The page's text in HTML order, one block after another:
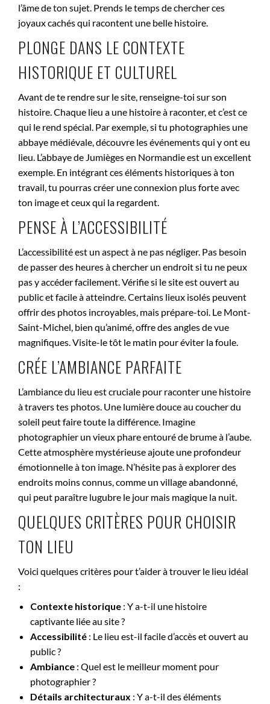
l’âme de ton sujet. Prends le temps de chercher ces
joyaux cachés qui racontent une belle histoire.
PLONGE DANS LE CONTEXTE
HISTORIQUE ET CULTUREL
Avant de te rendre sur le site, renseigne-toi sur son
histoire. Chaque lieu a une histoire à raconter, et c’est ce
qui le rend spécial. Par exemple, si tu photographies une
abbaye médiévale, découvre les événements qui y ont eu
lieu. L’abbaye de Jumièges en Normandie est un excellent
exemple. En intégrant ces éléments historiques à ton
travail, tu pourras créer une connexion plus forte avec
ton image et ceux qui la regardent.
PENSE À L’ACCESSIBILITÉ
L’accessibilité est un aspect à ne pas négliger. Pas besoin
de passer des heures à chercher un endroit si tu ne peux
pas y accéder facilement. Vérifie si le site est ouvert au
public et facile à atteindre. Certains lieux isolés peuvent
offrir des photos incroyables, mais prépare-toi. Le Mont-
Saint-Michel, bien qu’animé, offre des angles de vue
magnifiques. Visite-le tôt le matin pour éviter la foule.
CRÉE L’AMBIANCE PARFAITE
L’ambiance du lieu est cruciale pour raconter une histoire
à travers tes photos. Une lumière douce au coucher du
soleil peut faire toute la différence. Imagine
photographier un vieux phare entouré de brume à l’aube.
Cette atmosphère mystérieuse ajoute une profondeur
émotionnelle à ton image. N’hésite pas à explorer des
endroits moins connus, comme un village abandonné,
qui peut paraître lugubre le jour mais magique la nuit.
QUELQUES CRITÈRES POUR CHOISIR
TON LIEU
Voici quelques critères pour t’aider à trouver le lieu idéal
:
Contexte historique : Y a-t-il une histoire
captivante liée au site ?
Accessibilité : Le lieu est-il facile d’accès et ouvert au
public ?
Ambiance : Quel est le meilleur moment pour
photographier ?
Détails architecturaux : Y a-t-il des éléments